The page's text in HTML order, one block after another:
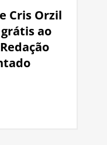
Cris Orzil
ao